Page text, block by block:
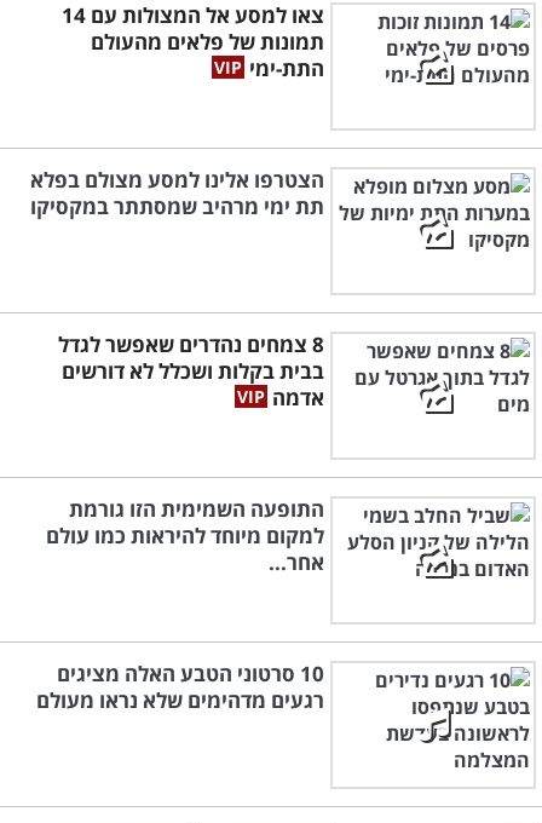
צאו למסע אל המצולות עם 14
תמונות של פלאים מהעולם
התת-ימי
הצטרפו אלינו למסע מצולם בפלא
תת ימי מרהיב שמסתתר במקסיקו
8 צמחים נהדרים שאפשר לגדל
בבית בקלות ושכלל לא דורשים
אדמה
התופעה השמימית הזו גורמת
למקום מיוחד להיראות כמו עולם
אחר...
10 סרטוני הטבע האלה מציגים
רגעים מדהימים שלא נראו מעולם